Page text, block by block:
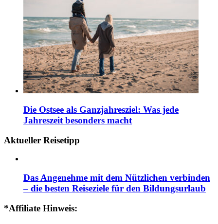
Die Ostsee als Ganzjahresziel: Was jede
Jahreszeit besonders macht
Aktueller Reisetipp
Das Angenehme mit dem Nützlichen verbinden
– die besten Reiseziele für den Bildungsurlaub
*Affiliate Hinweis: